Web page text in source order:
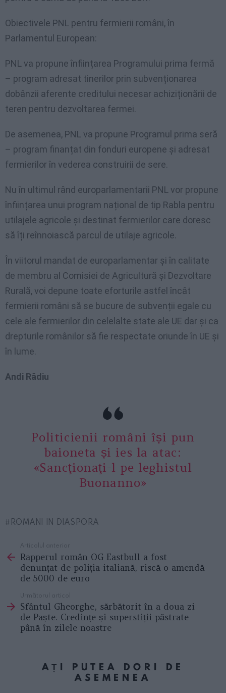
Obiectivele PNL pentru fermierii români, în
Parlamentul European:
PNL va propune înființarea Programului prima fermă
– program adresat tinerilor prin subvenționarea
dobânzii aferente creditului necesar achiziționării de
teren pentru dezvoltarea fermei.
De asemenea, PNL va propune Programul prima seră
– program finanțat din fonduri europene și adresat
fermierilor în vederea construirii de sere.
Nu în ultimul rând europarlamentarii PNL vor propune
înființarea unui program național de tip Rabla pentru
utilajele agricole și destinat fermierilor care doresc
să îți reînnoiască parcul de utilaje agricole.
În viitorul mandat de europarlamentar și în calitate
de membru al Comisiei de Agricultură și Dezvoltare
Rurală, voi depune toate eforturile astfel încât
fermierii români să se bucure de subvenții egale cu
cele ale fermierilor din celelalte state ale UE dar și ca
drepturile românilor să fie respectate oriunde în UE și
în lume.
Andi Rădiu
Politicienii români își pun
baioneta și ies la atac:
«Sancţionaţi-l pe leghistul
Buonanno»
ROMANI IN DIASPORA
more
Articolul anterior
Rapperul român OG Eastbull a fost
denunțat de poliția italiană, riscă o amendă
de 5000 de euro
Următorul articol
Sfântul Gheorghe, sărbătorit în a doua zi
de Paște. Credințe și superstiții păstrate
până în zilele noastre
AȚI PUTEA DORI DE
ASEMENEA